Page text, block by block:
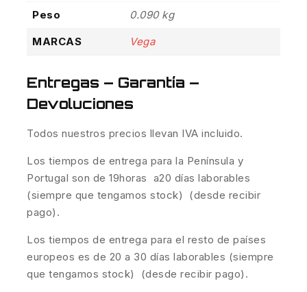
Peso 0.090 kg
MARCAS Vega
Entregas – Garantía –
Devoluciones
Todos nuestros precios llevan IVA incluido.
Los tiempos de entrega para la Península y
Portugal son de 19horas a20 días laborables
(siempre que tengamos stock) (desde recibir
pago).
Los tiempos de entrega para el resto de países
europeos es de 20 a 30 días laborables (siempre
que tengamos stock) (desde recibir pago).